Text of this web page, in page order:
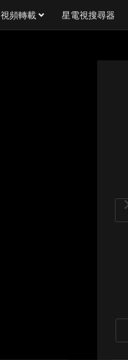
視頻轉載 星電視搜尋器